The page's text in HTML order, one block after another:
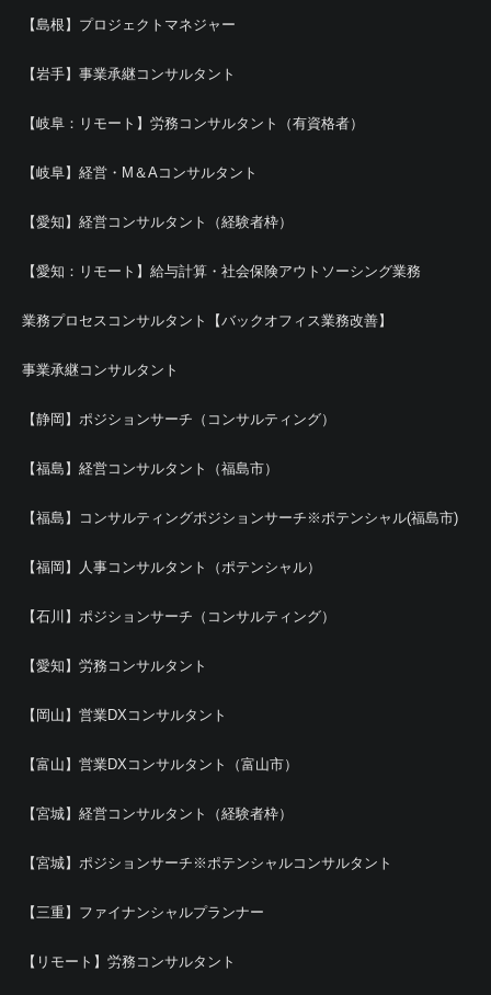
【島根】プロジェクトマネジャー
【岩手】事業承継コンサルタント
【岐阜：リモート】労務コンサルタント（有資格者）
【岐阜】経営・M＆Aコンサルタント
【愛知】経営コンサルタント（経験者枠）
【愛知：リモート】給与計算・社会保険アウトソーシング業務
業務プロセスコンサルタント【バックオフィス業務改善】
事業承継コンサルタント
【静岡】ポジションサーチ（コンサルティング）
【福島】経営コンサルタント（福島市）
【福島】コンサルティングポジションサーチ※ポテンシャル(福島市)
【福岡】人事コンサルタント（ポテンシャル）
【石川】ポジションサーチ（コンサルティング）
【愛知】労務コンサルタント
【岡山】営業DXコンサルタント
【富山】営業DXコンサルタント（富山市）
【宮城】経営コンサルタント（経験者枠）
【宮城】ポジションサーチ※ポテンシャルコンサルタント
【三重】ファイナンシャルプランナー
【リモート】労務コンサルタント